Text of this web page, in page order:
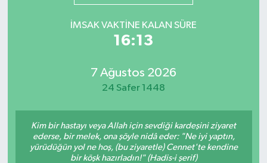
İMSAK VAKTINE KALAN SÜRE
16:13
7 Ağustos 2026
24 Safer 1448
Kim bir hastayı veya Allah için sevdiği kardeşini ziyaret
ederse, bir melek, ona şöyle nidâ eder: "Ne iyi yaptın,
yürüdüğün yol ne hoş, (bu ziyaretle) Cennet'te kendine
bir köşk hazırladın!" (Hadis-i şerif)
EĞİTİM
Süper Lig Puan Durumu ve Fikstür
Tüm Manşetler
Haber Arşivi